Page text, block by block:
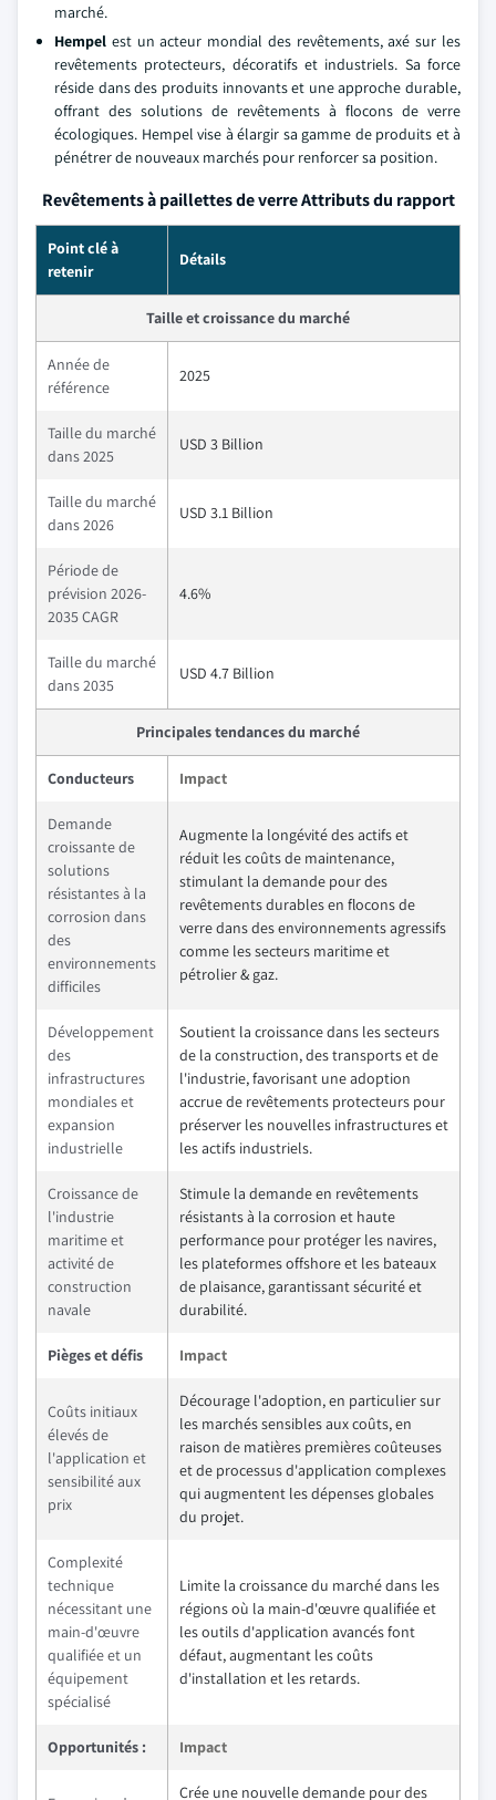
marché.
Hempel est un acteur mondial des revêtements, axé sur les
revêtements protecteurs, décoratifs et industriels. Sa force
réside dans des produits innovants et une approche durable,
offrant des solutions de revêtements à flocons de verre
écologiques. Hempel vise à élargir sa gamme de produits et à
pénétrer de nouveaux marchés pour renforcer sa position.
Revêtements à paillettes de verre Attributs du rapport
Point clé à
retenir
Détails
Taille et croissance du marché
Année de
référence
2025
Taille du marché
dans 2025
USD 3 Billion
Taille du marché
dans 2026
USD 3.1 Billion
Période de
prévision 2026-
2035 CAGR
4.6%
Taille du marché
dans 2035
USD 4.7 Billion
Principales tendances du marché
Conducteurs Impact
Demande
croissante de
solutions
résistantes à la
corrosion dans
des
environnements
difficiles
Augmente la longévité des actifs et
réduit les coûts de maintenance,
stimulant la demande pour des
revêtements durables en flocons de
verre dans des environnements agressifs
comme les secteurs maritime et
pétrolier & gaz.
Développement
des
infrastructures
mondiales et
expansion
industrielle
Soutient la croissance dans les secteurs
de la construction, des transports et de
l'industrie, favorisant une adoption
accrue de revêtements protecteurs pour
préserver les nouvelles infrastructures et
les actifs industriels.
Croissance de
l'industrie
maritime et
activité de
construction
navale
Stimule la demande en revêtements
résistants à la corrosion et haute
performance pour protéger les navires,
les plateformes offshore et les bateaux
de plaisance, garantissant sécurité et
durabilité.
Pièges et défis Impact
Coûts initiaux
élevés de
l'application et
sensibilité aux
prix
Décourage l'adoption, en particulier sur
les marchés sensibles aux coûts, en
raison de matières premières coûteuses
et de processus d'application complexes
qui augmentent les dépenses globales
du projet.
Complexité
technique
nécessitant une
main-d'œuvre
qualifiée et un
équipement
spécialisé
Limite la croissance du marché dans les
régions où la main-d'œuvre qualifiée et
les outils d'application avancés font
défaut, augmentant les coûts
d'installation et les retards.
Opportunités : Impact
Crée une nouvelle demande pour des